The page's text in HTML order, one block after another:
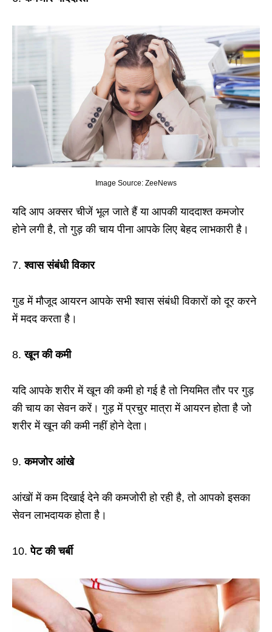
Image Source: ZeeNews
यदि आप अक्सर चीजें भूल जाते हैं या आपकी याददाश्त कमजोर
होने लगी है, तो गुड़ की चाय पीना आपके लिए बेहद लाभकारी है।
7.श्वास संबंधी विकार
गुड में मौजूद आयरन आपके सभी श्वास संबंधी विकारों को दूर करने
में मदद करता है।
8.खून की कमी
यदि आपके शरीर में खून की कमी हो गई है तो नियमित तौर पर गुड़
की चाय का सेवन करें। गुड़ में प्रचुर मात्रा में आयरन होता है जो
शरीर में खून की कमी नहीं होने देता।
9.कमजोर आंखे
आंखों में कम दिखाई देने की कमजोरी हो रही है, तो आपको इसका
सेवन लाभदायक होता है।
10.पेट की चर्बी